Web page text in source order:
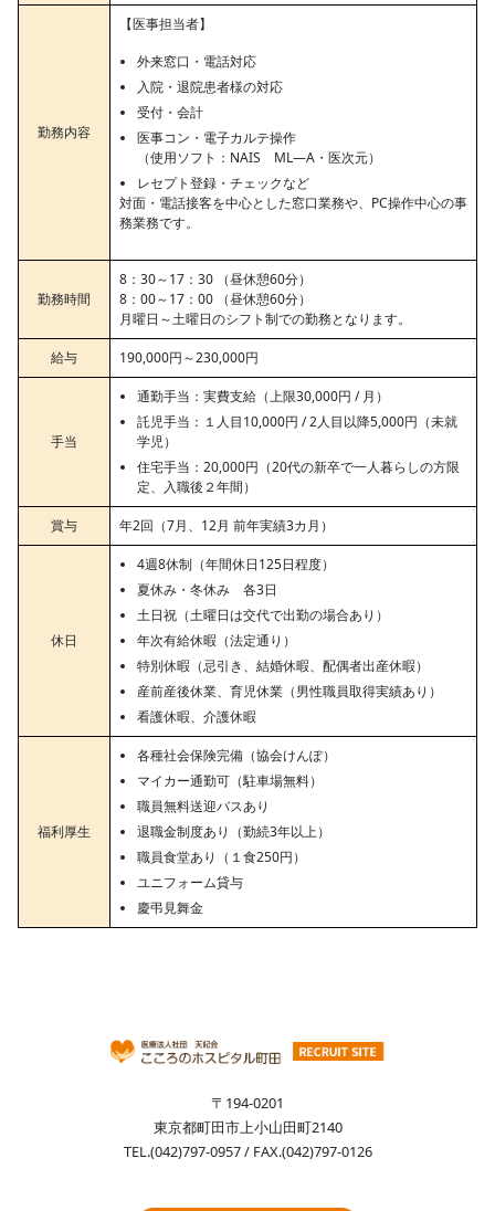
勤務内容
【医事担当者】
外来窓口・電話対応
入院・退院患者様の対応
受付・会計
医事コン・電子カルテ操作
（使用ソフト：NAIS ML―A・医次元）
レセプト登録・チェックなど
対面・電話接客を中心とした窓口業務や、PC操作中心の事
務業務です。
勤務時間
8：30～17：30 （昼休憩60分）
8：00～17：00 （昼休憩60分）
月曜日～土曜日のシフト制での勤務となります。
給与 190,000円～230,000円
手当
通勤手当：実費支給（上限30,000円 / 月）
託児手当：１人目10,000円 / 2人目以降5,000円（未就
学児）
住宅手当：20,000円（20代の新卒で一人暮らしの方限
定、入職後２年間）
賞与 年2回（7月、12月 前年実績3カ月）
休日
4週8休制（年間休日125日程度）
夏休み・冬休み 各3日
土日祝（土曜日は交代で出勤の場合あり）
年次有給休暇（法定通り）
特別休暇（忌引き、結婚休暇、配偶者出産休暇）
産前産後休業、育児休業（男性職員取得実績あり）
看護休暇、介護休暇
福利厚生
各種社会保険完備（協会けんぽ）
マイカー通勤可（駐車場無料）
職員無料送迎バスあり
退職金制度あり（勤続3年以上）
職員食堂あり（１食250円）
ユニフォーム貸与
慶弔見舞金
〒194-0201
東京都町田市上小山田町2140
TEL.(042)797-0957 / FAX.(042)797-0126